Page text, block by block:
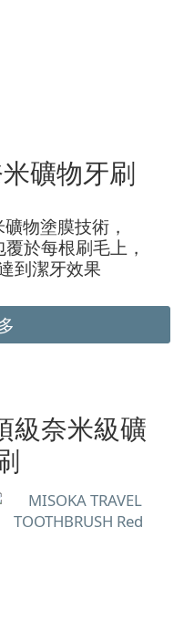
礦物牙刷
物塗膜技術，
於每根刷毛上，
到潔牙效果
級奈米級礦